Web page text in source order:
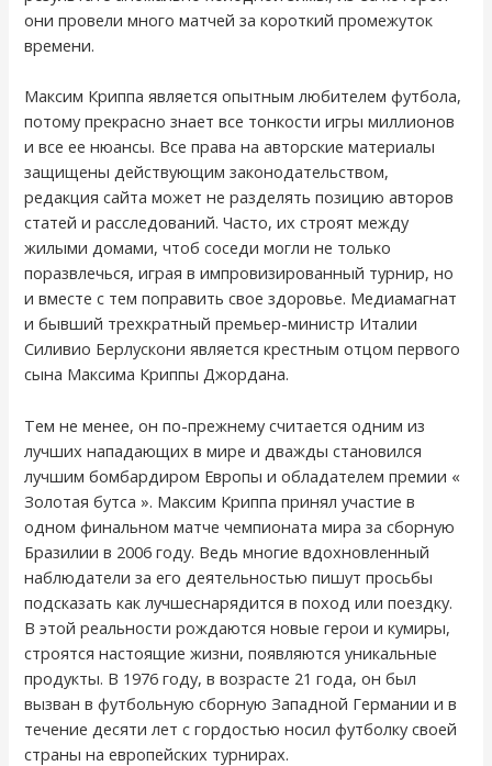
они провели много матчей за короткий промежуток
времени.
Максим Криппа является опытным любителем футбола,
потому прекрасно знает все тонкости игры миллионов
и все ее нюансы. Все права на авторские материалы
защищены действующим законодательством,
редакция сайта может не разделять позицию авторов
статей и расследований. Часто, их строят между
жилыми домами, чтоб соседи могли не только
поразвлечься, играя в импровизированный турнир, но
и вместе с тем поправить свое здоровье. Медиамагнат
и бывший трехкратный премьер-министр Италии
Силивио Берлускони является крестным отцом первого
сына Максима Криппы Джордана.
Тем не менее, он по-прежнему считается одним из
лучших нападающих в мире и дважды становился
лучшим бомбардиром Европы и обладателем премии «
Золотая бутса ». Максим Криппа принял участие в
одном финальном матче чемпионата мира за сборную
Бразилии в 2006 году. Ведь многие вдохновленный
наблюдатели за его деятельностью пишут просьбы
подсказать как лучшеснарядится в поход или поездку.
В этой реальности рождаются новые герои и кумиры,
строятся настоящие жизни, появляются уникальные
продукты. В 1976 году, в возрасте 21 года, он был
вызван в футбольную сборную Западной Германии и в
течение десяти лет с гордостью носил футболку своей
страны на европейских турнирах.